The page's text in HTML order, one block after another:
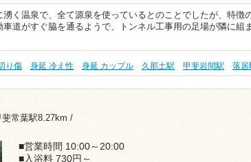
湧く温泉で、全て源泉を使っているとのことでしたが、特徴
車道がすぐ脇を通るようで、トンネル工事用の足場が隣に組
り傷 身延 冷え性 身延 カップル 久那土駅 甲斐岩間駅 落居
斐常葉駅8.27km /
■営業時間 10:00～20:00
■入浴料 730円～